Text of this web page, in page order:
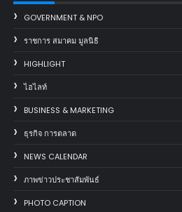
GOVERNMENT & NPO
ราชการ สมาคม มูลนิธิ
HIGHLIGHT
ไฮไลท์
BUSINESS & MARKETING
ธุรกิจ การตลาด
NEWS CALENDAR
ภาพข่าวประชาสัมพันธ์
PHOTO CAPTION